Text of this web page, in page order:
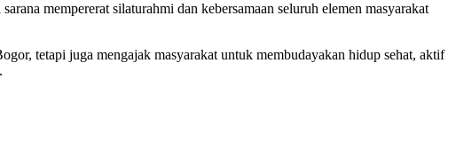
mempererat silaturahmi dan kebersamaan seluruh elemen masyarakat
tetapi juga mengajak masyarakat untuk membudayakan hidup sehat, aktif